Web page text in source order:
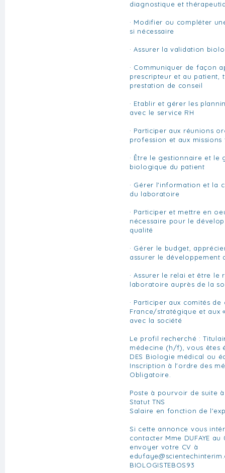
diagnostique et
· Modifier ou compléter
si nécessaire
· Assurer la validation
· Communiquer de façon
prescripteur et au patient,
prestation de conseil
· Etablir et gérer les
avec le service RH
· Participer aux réunions
profession et aux missions
· Être le gestionnaire et le
biologique du patient
· Gérer l'information et la
du laboratoire
· Participer et mettre en
nécessaire pour le
qualité
· Gérer le budget,
assurer le développement
· Assurer le relai et être le
laboratoire auprès de la
· Participer aux comités
France/stratégique et aux
avec la société
Le profil recherché :
médecine (h/f), vous êtes
DES Biologie médical ou
Inscription à l'ordre des
Obligatoire.
Poste à pourvoir de suite
Statut TNS
Salaire en fonction de
Si cette annonce vous
contacter Mme DUFAYE au
envoyer votre CV à
BIOLOGISTEBOS93